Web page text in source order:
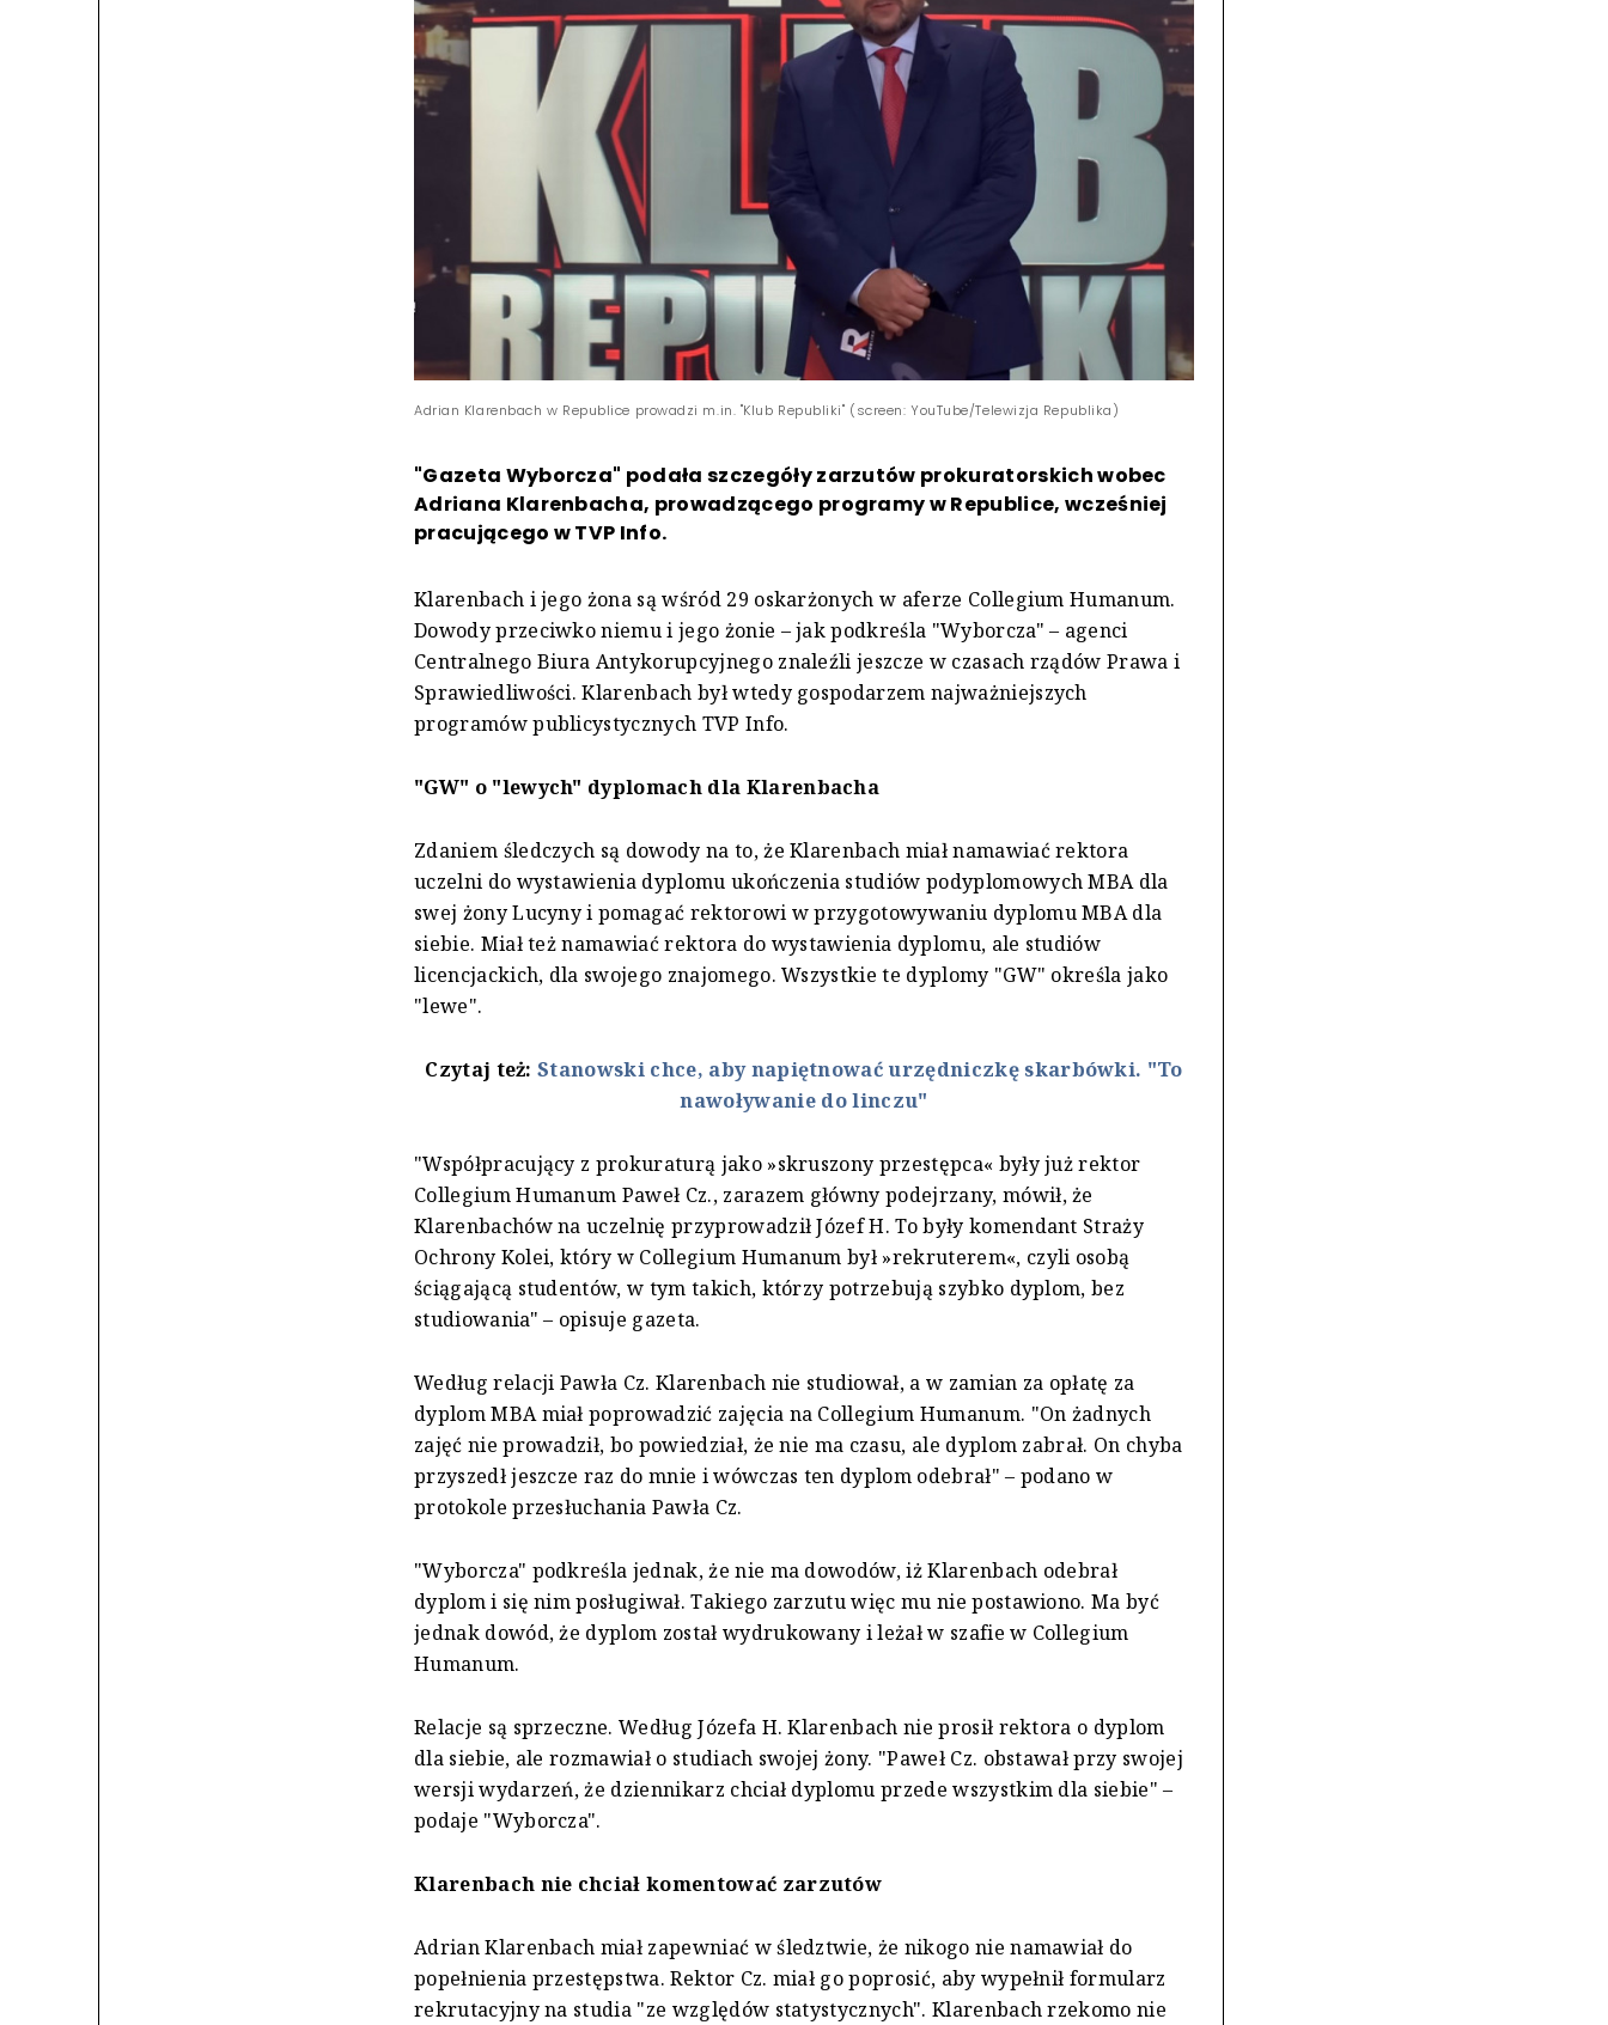
Adrian Klarenbach w Republice prowadzi m.in. "Klub Republiki" (screen: YouTube/Telewizja Republika)
"Gazeta Wyborcza" podała szczegóły zarzutów prokuratorskich wobec
Adriana Klarenbacha, prowadzącego programy w Republice, wcześniej
pracującego w TVP Info.
Klarenbach i jego żona są wśród 29 oskarżonych w aferze Collegium Humanum.
Dowody przeciwko niemu i jego żonie – jak podkreśla "Wyborcza" – agenci
Centralnego Biura Antykorupcyjnego znaleźli jeszcze w czasach rządów Prawa i
Sprawiedliwości. Klarenbach był wtedy gospodarzem najważniejszych
programów publicystycznych TVP Info.
"GW" o "lewych" dyplomach dla Klarenbacha
Zdaniem śledczych są dowody na to, że Klarenbach miał namawiać rektora
uczelni do wystawienia dyplomu ukończenia studiów podyplomowych MBA dla
swej żony Lucyny i pomagać rektorowi w przygotowywaniu dyplomu MBA dla
siebie. Miał też namawiać rektora do wystawienia dyplomu, ale studiów
licencjackich, dla swojego znajomego. Wszystkie te dyplomy "GW" określa jako
"lewe".
Czytaj też:Stanowski chce, aby napiętnować urzędniczkę skarbówki. "To
nawoływanie do linczu"
"Współpracujący z prokuraturą jako »skruszony przestępca« były już rektor
Collegium Humanum Paweł Cz., zarazem główny podejrzany, mówił, że
Klarenbachów na uczelnię przyprowadził Józef H. To były komendant Straży
Ochrony Kolei, który w Collegium Humanum był »rekruterem«, czyli osobą
ściągającą studentów, w tym takich, którzy potrzebują szybko dyplom, bez
studiowania" – opisuje gazeta.
Według relacji Pawła Cz. Klarenbach nie studiował, a w zamian za opłatę za
dyplom MBA miał poprowadzić zajęcia na Collegium Humanum. "On żadnych
zajęć nie prowadził, bo powiedział, że nie ma czasu, ale dyplom zabrał. On chyba
przyszedł jeszcze raz do mnie i wówczas ten dyplom odebrał" – podano w
protokole przesłuchania Pawła Cz.
"Wyborcza" podkreśla jednak, że nie ma dowodów, iż Klarenbach odebrał
dyplom i się nim posługiwał. Takiego zarzutu więc mu nie postawiono. Ma być
jednak dowód, że dyplom został wydrukowany i leżał w szafie w Collegium
Humanum.
Relacje są sprzeczne. Według Józefa H. Klarenbach nie prosił rektora o dyplom
dla siebie, ale rozmawiał o studiach swojej żony. "Paweł Cz. obstawał przy swojej
wersji wydarzeń, że dziennikarz chciał dyplomu przede wszystkim dla siebie" –
podaje "Wyborcza".
Klarenbach nie chciał komentować zarzutów
Adrian Klarenbach miał zapewniać w śledztwie, że nikogo nie namawiał do
popełnienia przestępstwa. Rektor Cz. miał go poprosić, aby wypełnił formularz
rekrutacyjny na studia "ze względów statystycznych". Klarenbach rzekomo nie